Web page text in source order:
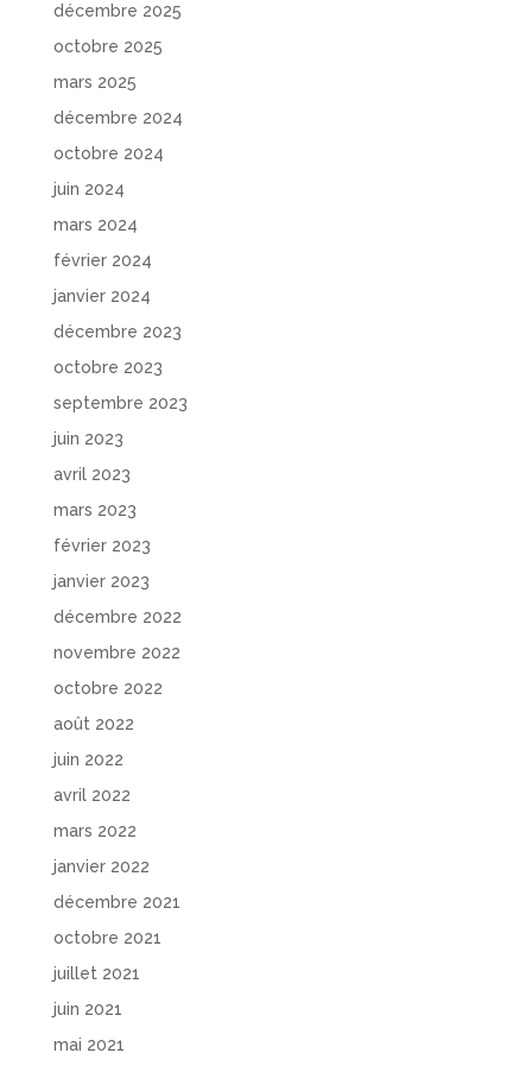
décembre 2025
octobre 2025
mars 2025
décembre 2024
octobre 2024
juin 2024
mars 2024
février 2024
janvier 2024
décembre 2023
octobre 2023
septembre 2023
juin 2023
avril 2023
mars 2023
février 2023
janvier 2023
décembre 2022
novembre 2022
octobre 2022
août 2022
juin 2022
avril 2022
mars 2022
janvier 2022
décembre 2021
octobre 2021
juillet 2021
juin 2021
mai 2021